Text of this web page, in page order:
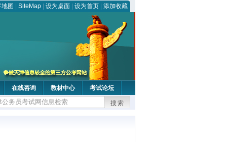
图 SiteMap 设为桌面 设为首页 添加收藏
在线咨询 教材中心 考试论坛
搜索